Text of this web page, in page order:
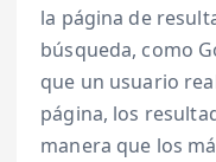
la página de
búsqueda, como
que un usuario
página, los
manera que los